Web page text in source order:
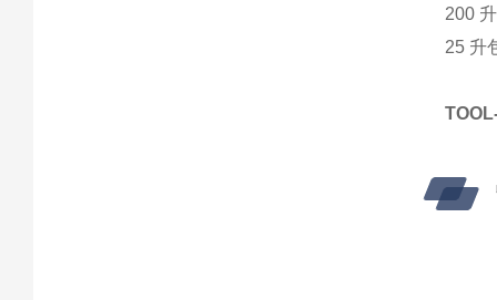
200
25 升